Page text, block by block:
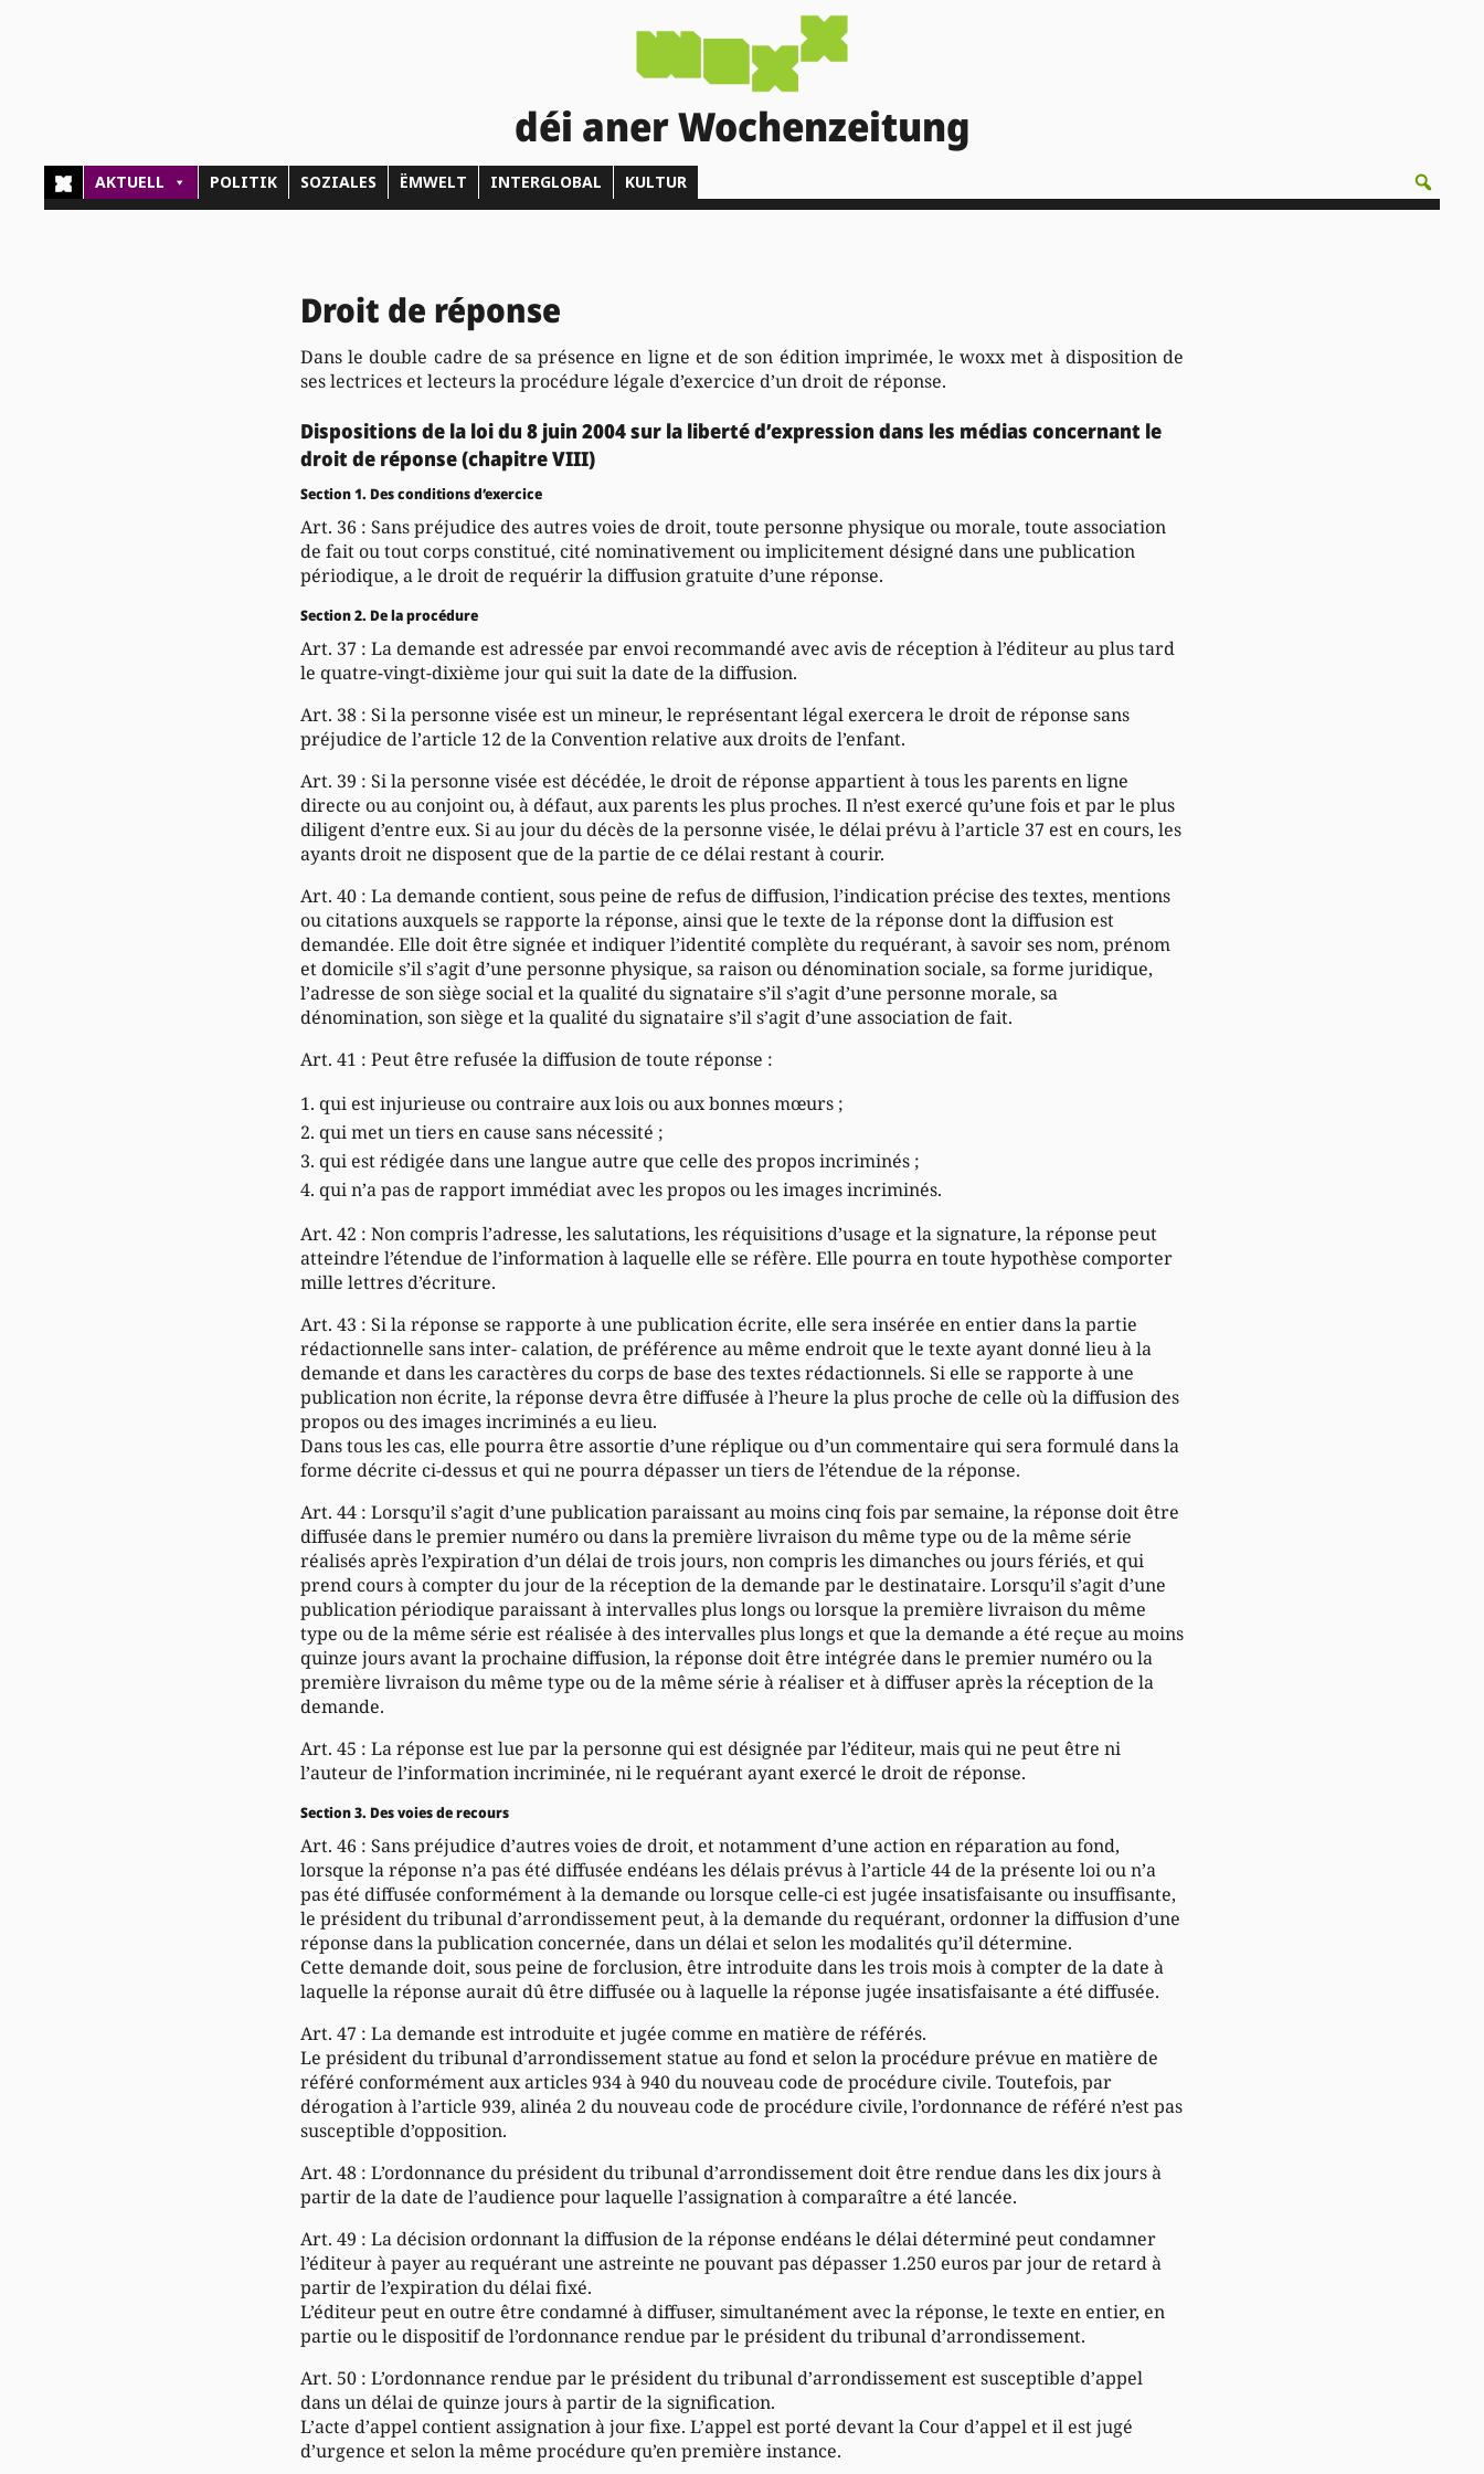
déi aner Wochenzeitung
AKTUELL POLITIK SOZIALES ËMWELT INTERGLOBAL KULTUR
Droit de réponse
Dans le double cadre de sa présence en ligne et de son édition imprimée, le woxx met à disposition de
ses lectrices et lecteurs la procédure légale d’exercice d’un droit de réponse.
Dispositions de la loi du 8 juin 2004 sur la liberté d’expression dans les médias concernant le
droit de réponse (chapitre VIII)
Section 1. Des conditions d’exercice
Art. 36 : Sans préjudice des autres voies de droit, toute personne physique ou morale, toute association
de fait ou tout corps constitué, cité nominativement ou implicitement désigné dans une publication
périodique, a le droit de requérir la diffusion gratuite d’une réponse.
Section 2. De la procédure
Art. 37 : La demande est adressée par envoi recommandé avec avis de réception à l’éditeur au plus tard
le quatre-vingt-dixième jour qui suit la date de la diffusion.
Art. 38 : Si la personne visée est un mineur, le représentant légal exercera le droit de réponse sans
préjudice de l’article 12 de la Convention relative aux droits de l’enfant.
Art. 39 : Si la personne visée est décédée, le droit de réponse appartient à tous les parents en ligne
directe ou au conjoint ou, à défaut, aux parents les plus proches. Il n’est exercé qu’une fois et par le plus
diligent d’entre eux. Si au jour du décès de la personne visée, le délai prévu à l’article 37 est en cours, les
ayants droit ne disposent que de la partie de ce délai restant à courir.
Art. 40 : La demande contient, sous peine de refus de diffusion, l’indication précise des textes, mentions
ou citations auxquels se rapporte la réponse, ainsi que le texte de la réponse dont la diffusion est
demandée. Elle doit être signée et indiquer l’identité complète du requérant, à savoir ses nom, prénom
et domicile s’il s’agit d’une personne physique, sa raison ou dénomination sociale, sa forme juridique,
l’adresse de son siège social et la qualité du signataire s’il s’agit d’une personne morale, sa
dénomination, son siège et la qualité du signataire s’il s’agit d’une association de fait.
Art. 41 : Peut être refusée la diffusion de toute réponse :
qui est injurieuse ou contraire aux lois ou aux bonnes mœurs ;
qui met un tiers en cause sans nécessité ;
qui est rédigée dans une langue autre que celle des propos incriminés ;
qui n’a pas de rapport immédiat avec les propos ou les images incriminés.
Art. 42 : Non compris l’adresse, les salutations, les réquisitions d’usage et la signature, la réponse peut
atteindre l’étendue de l’information à laquelle elle se réfère. Elle pourra en toute hypothèse comporter
mille lettres d’écriture.
Art. 43 : Si la réponse se rapporte à une publication écrite, elle sera insérée en entier dans la partie
rédactionnelle sans inter- calation, de préférence au même endroit que le texte ayant donné lieu à la
demande et dans les caractères du corps de base des textes rédactionnels. Si elle se rapporte à une
publication non écrite, la réponse devra être diffusée à l’heure la plus proche de celle où la diffusion des
propos ou des images incriminés a eu lieu.
Dans tous les cas, elle pourra être assortie d’une réplique ou d’un commentaire qui sera formulé dans la
forme décrite ci-dessus et qui ne pourra dépasser un tiers de l’étendue de la réponse.
Art. 44 : Lorsqu’il s’agit d’une publication paraissant au moins cinq fois par semaine, la réponse doit être
diffusée dans le premier numéro ou dans la première livraison du même type ou de la même série
réalisés après l’expiration d’un délai de trois jours, non compris les dimanches ou jours fériés, et qui
prend cours à compter du jour de la réception de la demande par le destinataire. Lorsqu’il s’agit d’une
publication périodique paraissant à intervalles plus longs ou lorsque la première livraison du même
type ou de la même série est réalisée à des intervalles plus longs et que la demande a été reçue au moins
quinze jours avant la prochaine diffusion, la réponse doit être intégrée dans le premier numéro ou la
première livraison du même type ou de la même série à réaliser et à diffuser après la réception de la
demande.
Art. 45 : La réponse est lue par la personne qui est désignée par l’éditeur, mais qui ne peut être ni
l’auteur de l’information incriminée, ni le requérant ayant exercé le droit de réponse.
Section 3. Des voies de recours
Art. 46 : Sans préjudice d’autres voies de droit, et notamment d’une action en réparation au fond,
lorsque la réponse n’a pas été diffusée endéans les délais prévus à l’article 44 de la présente loi ou n’a
pas été diffusée conformément à la demande ou lorsque celle-ci est jugée insatisfaisante ou insuffisante,
le président du tribunal d’arrondissement peut, à la demande du requérant, ordonner la diffusion d’une
réponse dans la publication concernée, dans un délai et selon les modalités qu’il détermine.
Cette demande doit, sous peine de forclusion, être introduite dans les trois mois à compter de la date à
laquelle la réponse aurait dû être diffusée ou à laquelle la réponse jugée insatisfaisante a été diffusée.
Art. 47 : La demande est introduite et jugée comme en matière de référés.
Le président du tribunal d’arrondissement statue au fond et selon la procédure prévue en matière de
référé conformément aux articles 934 à 940 du nouveau code de procédure civile. Toutefois, par
dérogation à l’article 939, alinéa 2 du nouveau code de procédure civile, l’ordonnance de référé n’est pas
susceptible d’opposition.
Art. 48 : L’ordonnance du président du tribunal d’arrondissement doit être rendue dans les dix jours à
partir de la date de l’audience pour laquelle l’assignation à comparaître a été lancée.
Art. 49 : La décision ordonnant la diffusion de la réponse endéans le délai déterminé peut condamner
l’éditeur à payer au requérant une astreinte ne pouvant pas dépasser 1.250 euros par jour de retard à
partir de l’expiration du délai fixé.
L’éditeur peut en outre être condamné à diffuser, simultanément avec la réponse, le texte en entier, en
partie ou le dispositif de l’ordonnance rendue par le président du tribunal d’arrondissement.
Art. 50 : L’ordonnance rendue par le président du tribunal d’arrondissement est susceptible d’appel
dans un délai de quinze jours à partir de la signification.
L’acte d’appel contient assignation à jour fixe. L’appel est porté devant la Cour d’appel et il est jugé
d’urgence et selon la même procédure qu’en première instance.